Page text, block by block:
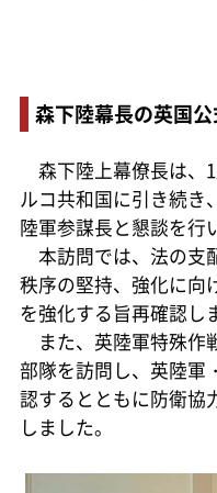
森下陸幕長の英国
森下陸上幕僚長は、
ルコ共和国に引き続き
陸軍参謀長と懇談を行
本訪問では、法の支
秩序の堅持、強化に向
を強化する旨再確認し
また、英陸軍特殊作
部隊を訪問し、英陸軍
認するとともに防衛協
しました。